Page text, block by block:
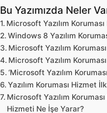
Bu Yazımızda Neler
Microsoft Yazılım
Windows 8 Yazılım
Microsoft Yazılım
Microsoft Yazılım
‘Microsoft Yazılım
Yazılım Koruması Hizmet
Microsoft Yazılım
Hizmeti Ne İşe Yarar?